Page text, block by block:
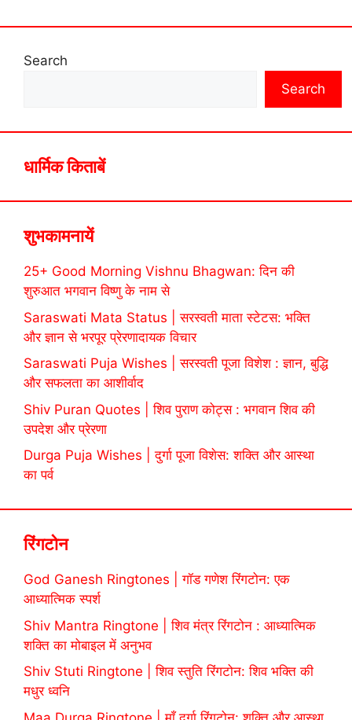
Search
Search
धार्मिक किताबें
शुभकामनायें
25+ Good Morning Vishnu Bhagwan: दिन की
शुरुआत भगवान विष्णु के नाम से
Saraswati Mata Status | सरस्वती माता स्टेटस: भक्ति
और ज्ञान से भरपूर प्रेरणादायक विचार
Saraswati Puja Wishes | सरस्वती पूजा विशेश : ज्ञान, बुद्धि
और सफलता का आशीर्वाद
Shiv Puran Quotes | शिव पुराण कोट्स : भगवान शिव की
उपदेश और प्रेरणा
Durga Puja Wishes | दुर्गा पूजा विशेस: शक्ति और आस्था
का पर्व
रिंगटोन
God Ganesh Ringtones | गॉड गणेश रिंगटोन: एक
आध्यात्मिक स्पर्श
Shiv Mantra Ringtone | शिव मंत्र रिंगटोन : आध्यात्मिक
शक्ति का मोबाइल में अनुभव
Shiv Stuti Ringtone | शिव स्तुति रिंगटोन: शिव भक्ति की
मधुर ध्वनि